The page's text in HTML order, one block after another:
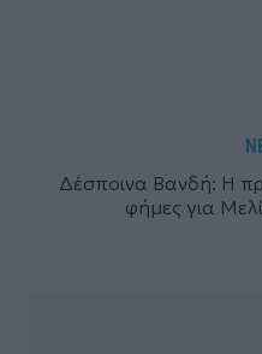
Δέσποινα Βανδή: Η
φήμες για